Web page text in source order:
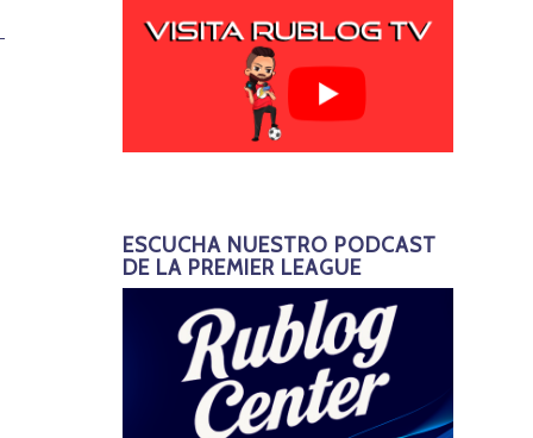
ESCUCHA NUESTRO PODCAST
DE LA PREMIER LEAGUE